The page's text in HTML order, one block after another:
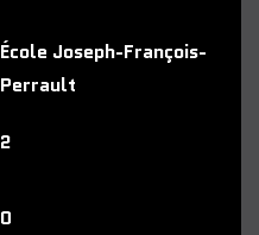
École Joseph-François-
Perrault
2
0